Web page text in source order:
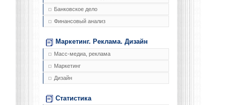
Банковское дело
Финансовый анализ
Маркетинг. Реклама. Дизайн
Масс-медиа, реклама
Маркетинг
Дизайн
Статистика